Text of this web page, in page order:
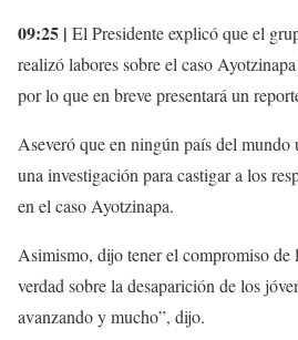
09:25 | El Presidente explicó que el
realizó labores sobre el caso
por lo que en breve presentará un
Aseveró que en ningún país del
una investigación para castigar a los
en el caso Ayotzinapa.
Asimismo, dijo tener el compromiso de
verdad sobre la desaparición de los
avanzando y mucho”, dijo.